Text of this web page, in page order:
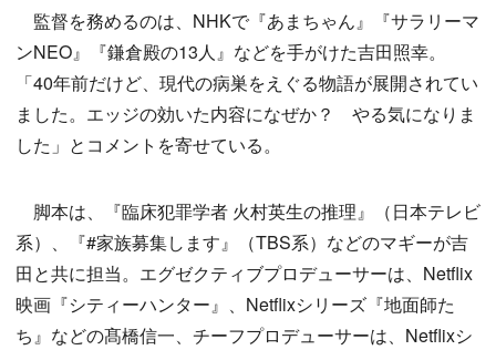
監督を務めるのは、NHKで『あまちゃん』『サラリーマ
ンNEO』『鎌倉殿の13人』などを手がけた吉田照幸。
「40年前だけど、現代の病巣をえぐる物語が展開されてい
ました。エッジの効いた内容になぜか？ やる気になりま
した」とコメントを寄せている。
脚本は、『臨床犯罪学者 火村英生の推理』（日本テレビ
系）、『#家族募集します』（TBS系）などのマギーが吉
田と共に担当。エグゼクティブプロデューサーは、Netflix
映画『シティーハンター』、Netflixシリーズ『地面師た
ち』などの髙橋信一、チーフプロデューサーは、Netflixシ